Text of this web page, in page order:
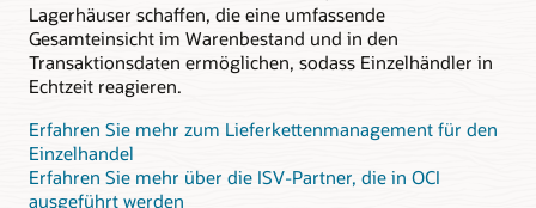
Lagerhäuser schaffen, die eine umfassende
Gesamteinsicht im Warenbestand und in den
Transaktionsdaten ermöglichen, sodass Einzelhändler in
Echtzeit reagieren.
Erfahren Sie mehr zum Lieferkettenmanagement für den
Einzelhandel
Erfahren Sie mehr über die ISV-Partner, die in OCI
ausgeführt werden